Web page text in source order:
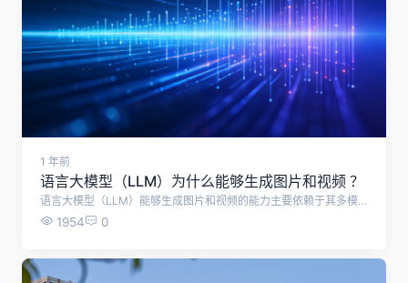
1 年前
语言大模型（LLM）为什么能够生成图片和视频 ？
语言大模型（LLM）能够生成图片和视频的能力主要依赖于其多模态学习和生成技术。
1954 0